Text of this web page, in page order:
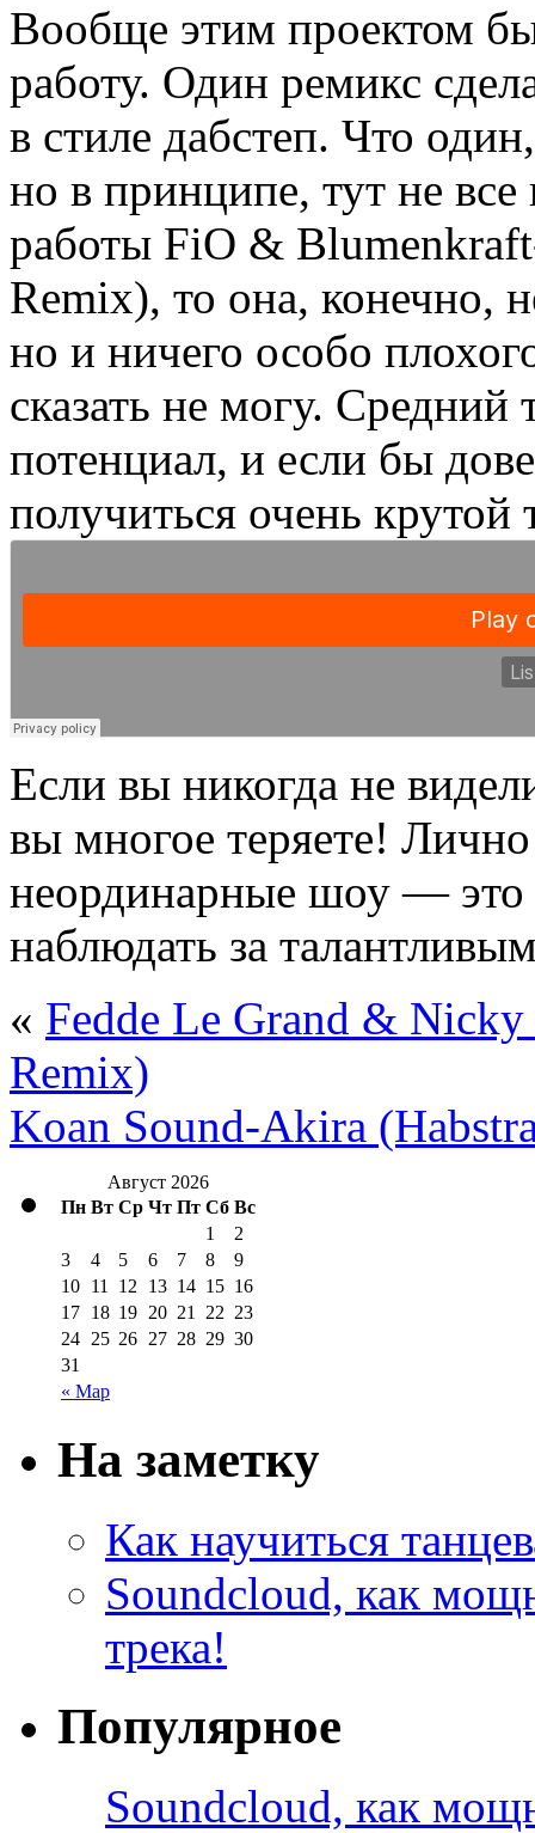
Вообще этим проектом
работу. Один ремикс
в стиле дабстеп. Что
но в принципе, тут не все
работы FiO &
Remix), то она, конечно,
но и ничего особо
сказать не могу. Средний
потенциал, и если бы
получиться очень
Если вы никогда не
вы многое теряете!
неординарные шоу — это
наблюдать за
« Fedde Le Grand &
Remix)
Koan Sound-Akira
Август 2026
Пн Вт Ср Чт Пт Сб Вс
« Мар
1
2
3
4 5 6 7 8
9
10 11 12 13 14 15 16
17 18 19 20 21 22 23
24 25 26 27 28 29 30
31
На заметку
Как научиться
Soundcloud, как
трека!
Популярное
Soundcloud, как